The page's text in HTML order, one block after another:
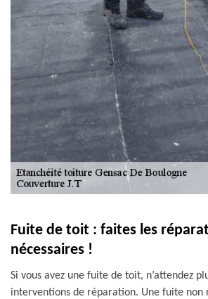
Fuite de toit : faites les
nécessaires !
Si vous avez une fuite de toit, n’attendez
interventions de réparation. Une fuite non